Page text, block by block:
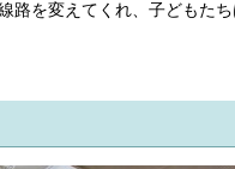
路を変えてくれ、子どもた